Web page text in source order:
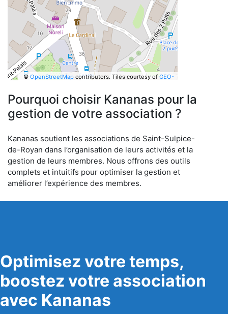
© OpenStreetMapcontributors. Tiles courtesy of GEO-
Pourquoi choisir Kananas pour la
gestion de votre association ?
Kananas soutient les associations de Saint-Sulpice-
de-Royan dans l’organisation de leurs activités et la
gestion de leurs membres. Nous offrons des outils
complets et intuitifs pour optimiser la gestion et
améliorer l’expérience des membres.
Optimisez votre temps,
boostez votre association
avec Kananas